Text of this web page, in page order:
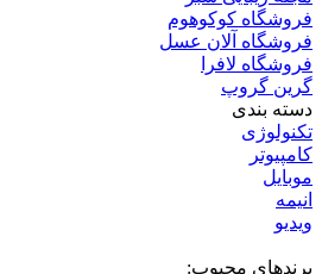
فروشگاه کوکوهوم
فروشگاه آلان عسل
فروشگاه لافرا
گرین گروپ
دسته بندی
تکنولوژی
کامپیوتر
موبایل
انیمه
ویدیو
برندهای محبوب: